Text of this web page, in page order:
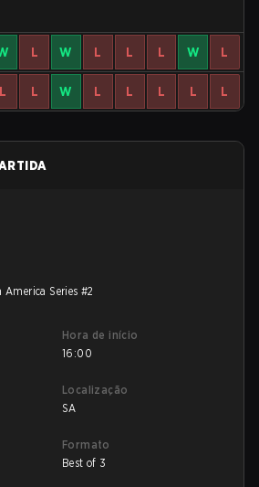
L W L L L W L
L L W L L L L L
Series #2
Hora de início
16:00
Localização
SA
Formato
Best of 3